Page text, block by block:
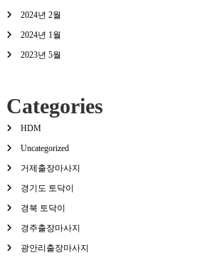
2024년 2월
2024년 1월
2023년 5월
Categories
HDM
Uncategorized
거제출장마사지
경기도 토닥이
경북 토닥이
경주출장마사지
광안리출장마사지